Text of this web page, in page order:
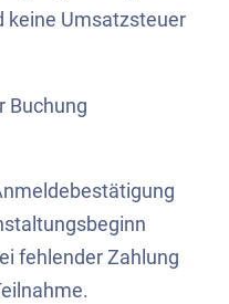
keine Umsatzsteuer
Buchung
fehlender Zahlung